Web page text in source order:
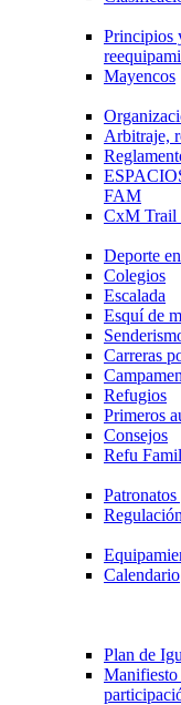
Principios
Mayencos
Arbitraje,
FAM
CxM
Deporte
Colegios
Escalada
Esquí de
Carreras
Refugios
Primeros
Consejos
Refu
Calendario
Plan de